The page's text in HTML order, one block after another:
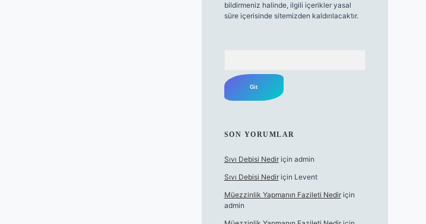
bildirmeniz halinde, ilgili içerikler yasal
süre içerisinde sitemizden kaldırılacaktır.
SON YORUMLAR
Sıvı Debisi Nediriçin admin
Sıvı Debisi Nediriçin Levent
Müezzinlik Yapmanın Fazileti Nediriçin
admin